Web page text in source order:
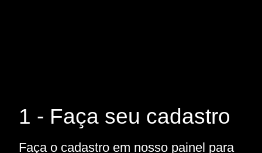
1 - Faça seu cadastro
Faça o cadastro em nosso painel para